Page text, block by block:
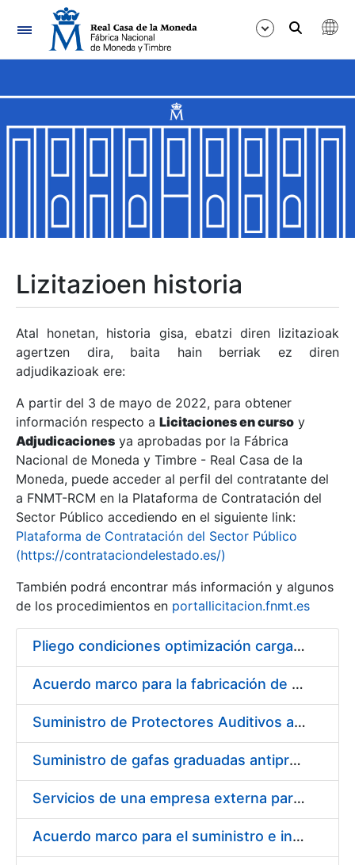
Nabigazioa
Erakutsi/Ezkutatu
Erakutsi/Ezkutatu
Erakutsi/Ezkutatu
Erakutsi/Ezkutatu
Erakutsi/Ezkutatu
Erakutsi/Ezkutatu
Erakutsi/Ezkutatu
Erakutsi/Ezkutatu
Lizitazioen historia
Atal honetan, historia gisa, ebatzi diren lizitazioak
agertzen dira, baita hain berriak ez diren
adjudikazioak ere:
A partir del 3 de mayo de 2022, para obtener
información respecto a Licitaciones en curso y
Adjudicaciones ya aprobadas por la Fábrica
Nacional de Moneda y Timbre - Real Casa de la
Moneda, puede acceder al perfil del contratante del
a FNMT-RCM en la Plataforma de Contratación del
Sector Público accediendo en el siguiente link:
Plataforma de Contratación del Sector Público
(https://contrataciondelestado.es/)
También podrá encontrar más información y algunos
de los procedimientos en portallicitacion.fnmt.es
Pliego condiciones optimización cargas compras firmado
Acuerdo marco para la fabricación de piezas
Suministro de Protectores Auditivos a medida para las personas trabajadoras de los Centros de Trabajo de Madrid y Burgos
Suministro de gafas graduadas antiproyecciones para los trabajadores de la FNMT-RCM en los centros de trabajo de Madrid y Burgos
Servicios de una empresa externa para el asesoramiento y resolución de los recursos de alzada que se presentan relacionados con procesos de selección para la FNMT-RCM
Acuerdo marco para el suministro e instalación de persianas, estores y otros complementos